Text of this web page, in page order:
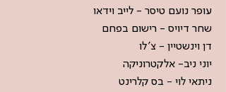
עופר נועם טיסר - לייב וידאו
שחר דיויס - רישום בפחם
דן וינשטיין - צ'לו
יוני ניב- אלקטרוניקה
ניתאי לוי - בס קלרינט